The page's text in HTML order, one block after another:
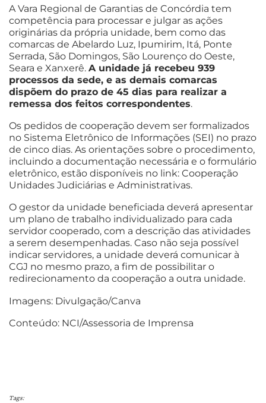
A Vara Regional de Garantias de Concórdia tem
competência para processar e julgar as ações
originárias da própria unidade, bem como das
comarcas de Abelardo Luz, Ipumirim, Itá, Ponte
Serrada, São Domingos, São Lourenço do Oeste,
Seara e Xanxerê. A unidade já recebeu 939
processos da sede, e as demais comarcas
dispõem do prazo de 45 dias para realizar a
remessa dos feitos correspondentes.
Os pedidos de cooperação devem ser formalizados
no Sistema Eletrônico de Informações (SEI) no prazo
de cinco dias. As orientações sobre o procedimento,
incluindo a documentação necessária e o formulário
eletrônico, estão disponíveis no link: Cooperação
Unidades Judiciárias e Administrativas.
O gestor da unidade beneficiada deverá apresentar
um plano de trabalho individualizado para cada
servidor cooperado, com a descrição das atividades
a serem desempenhadas. Caso não seja possível
indicar servidores, a unidade deverá comunicar à
CGJ no mesmo prazo, a fim de possibilitar o
redirecionamento da cooperação a outra unidade.
Imagens: Divulgação/Canva
Conteúdo: NCI/Assessoria de Imprensa
Tags: